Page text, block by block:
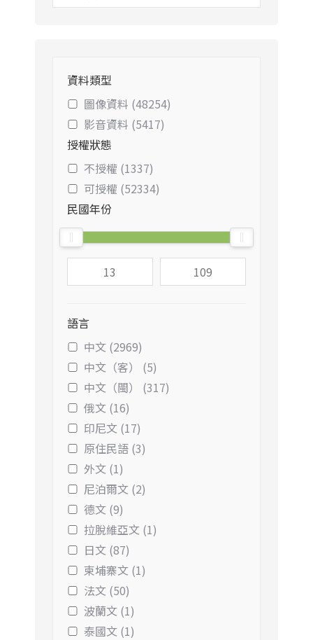
資料類型
圖像資料 (48254)
影音資料 (5417)
授權狀態
不授權 (1337)
可授權 (52334)
民國年份
語言
中文 (2969)
中文（客） (5)
中文（閩） (317)
俄文 (16)
印尼文 (17)
原住民語 (3)
外文 (1)
尼泊爾文 (2)
德文 (9)
拉脫維亞文 (1)
日文 (87)
柬埔寨文 (1)
法文 (50)
波蘭文 (1)
泰國文 (1)